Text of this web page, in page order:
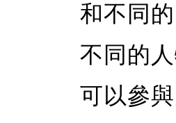
和不同
不同的
可以參